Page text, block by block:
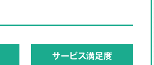
サービス満足度